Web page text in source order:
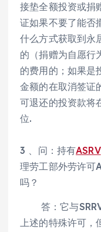
接垫全额投资或捐
证如果不要了能否
什么方式获取到永
的（捐赠为自愿行
的费用的；如果是
金额的在取消签证
可退还的投资款将
位.
3 、问：持有ASRV
理劳工部外劳许可
吗？
答：它与SRRV
上述的特殊许可，